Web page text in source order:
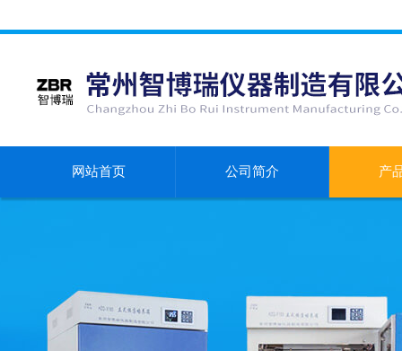
网站首页 公司简介 产